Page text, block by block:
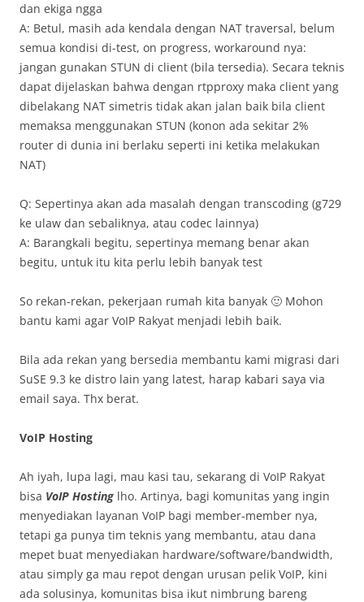
dan ekiga ngga
A: Betul, masih ada kendala dengan NAT traversal, belum
semua kondisi di-test, on progress, workaround nya:
jangan gunakan STUN di client (bila tersedia). Secara teknis
dapat dijelaskan bahwa dengan rtpproxy maka client yang
dibelakang NAT simetris tidak akan jalan baik bila client
memaksa menggunakan STUN (konon ada sekitar 2%
router di dunia ini berlaku seperti ini ketika melakukan
NAT)
Q: Sepertinya akan ada masalah dengan transcoding (g729
ke ulaw dan sebaliknya, atau codec lainnya)
A: Barangkali begitu, sepertinya memang benar akan
begitu, untuk itu kita perlu lebih banyak test
So rekan-rekan, pekerjaan rumah kita banyak 🙂 Mohon
bantu kami agar VoIP Rakyat menjadi lebih baik.
Bila ada rekan yang bersedia membantu kami migrasi dari
SuSE 9.3 ke distro lain yang latest, harap kabari saya via
email saya. Thx berat.
VoIP Hosting
Ah iyah, lupa lagi, mau kasi tau, sekarang di VoIP Rakyat
bisa VoIP Hosting lho. Artinya, bagi komunitas yang ingin
menyediakan layanan VoIP bagi member-member nya,
tetapi ga punya tim teknis yang membantu, atau dana
mepet buat menyediakan hardware/software/bandwidth,
atau simply ga mau repot dengan urusan pelik VoIP, kini
ada solusinya, komunitas bisa ikut nimbrung bareng